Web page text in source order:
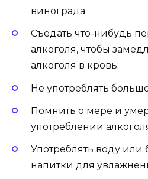
винограда;
Съедать что-нибудь
алкоголя, чтобы
алкоголя в кровь;
Не употреблять
Помнить о мере и
употреблении
Употреблять воду или
напитки для